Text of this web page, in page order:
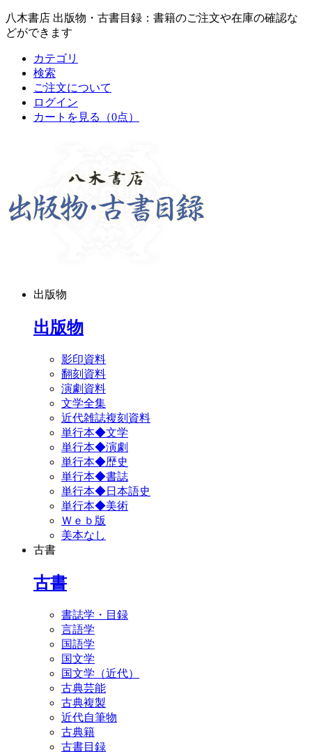
八木書店 出版物・古書目録：書籍のご注文や在庫の確認な
どができます
カテゴリ
検索
ご注文について
ログイン
カートを見る
（0点）
出版物
出版物
影印資料
翻刻資料
演劇資料
文学全集
近代雑誌複刻資料
単行本◆文学
単行本◆演劇
単行本◆歴史
単行本◆書誌
単行本◆日本語史
単行本◆美術
Ｗｅｂ版
美本なし
古書
古書
書誌学・目録
言語学
国語学
国文学
国文学（近代）
古典芸能
古典複製
近代自筆物
古典籍
古書目録